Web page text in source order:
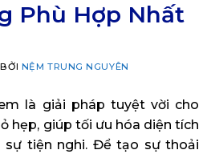
Phù Hợp Nhất
BỞI NỆM TRUNG NGUYÊN
là giải pháp tuyệt vời cho
hẹp, giúp tối ưu hóa diện tích
sự tiện nghi. Để tạo sự thoải